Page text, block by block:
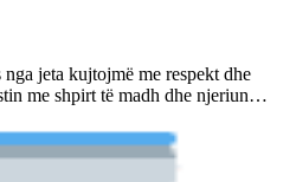
jeta kujtojmë me respekt dhe
me shpirt të madh dhe njeriun…